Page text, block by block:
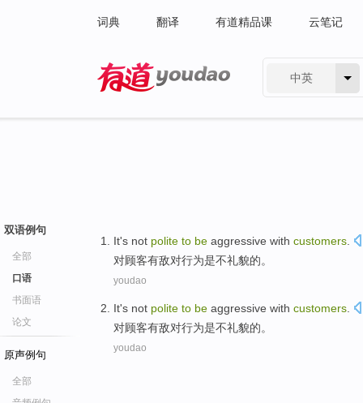
词典 翻译 有道精品课 云笔记
中英
双语例句
全部
口语
书面语
论文
原声例句
全部
It's not polite to be aggressive with customers
对顾客有敌对行为是不礼貌的。
youdao
It's not polite to be aggressive with customers
对顾客有敌对行为是不礼貌的。
youdao